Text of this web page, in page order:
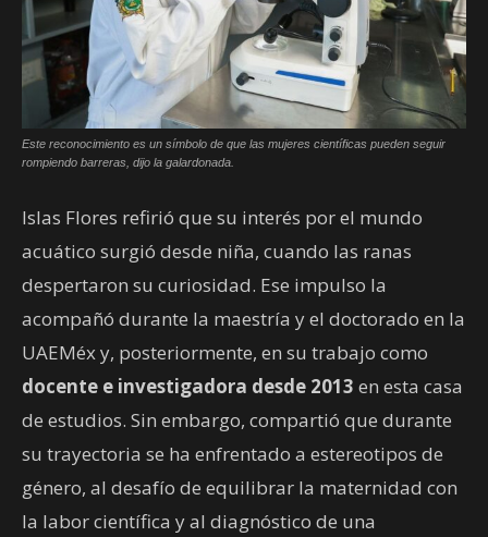
Este reconocimiento es un símbolo de que las mujeres científicas pueden seguir
rompiendo barreras, dijo la galardonada.
Islas Flores refirió que su interés por el mundo
acuático surgió desde niña, cuando las ranas
despertaron su curiosidad. Ese impulso la
acompañó durante la maestría y el doctorado en la
UAEMéx y, posteriormente, en su trabajo como
docente e investigadora desde 2013 en esta casa
de estudios. Sin embargo, compartió que durante
su trayectoria se ha enfrentado a estereotipos de
género, al desafío de equilibrar la maternidad con
la labor científica y al diagnóstico de una